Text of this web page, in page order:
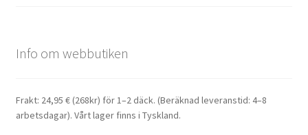
Info om webbutiken
Frakt: 24,95 € (268kr) för 1–2 däck. (Beräknad leveranstid: 4–8
arbetsdagar). Vårt lager finns i Tyskland.